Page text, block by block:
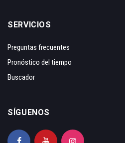
SERVICIOS
Preguntas frecuentes
Pronóstico del tiempo
Buscador
SÍGUENOS